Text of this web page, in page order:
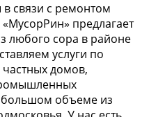
связи с ремонтом
предлагает
любого сора в районе
услуги по
домов,
объеме из